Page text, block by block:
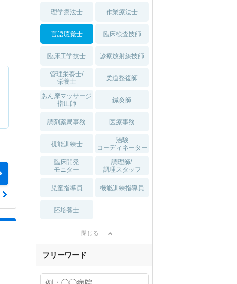
理学療法士 作業療法士
言語聴覚士 臨床検査技師
臨床工学技士 診療放射線技師
管理栄養士/
栄養士
柔道整復師
あん摩マッサージ
指圧師
鍼灸師
調剤薬局事務 医療事務
視能訓練士
治験
コーディネーター
臨床開発
モニター
調理師/
調理スタッフ
児童指導員 機能訓練指導員
胚培養士
閉じる
フリーワード